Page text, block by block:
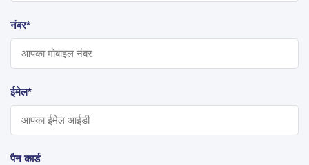
नंबर*
ईमेल*
पैन कार्ड